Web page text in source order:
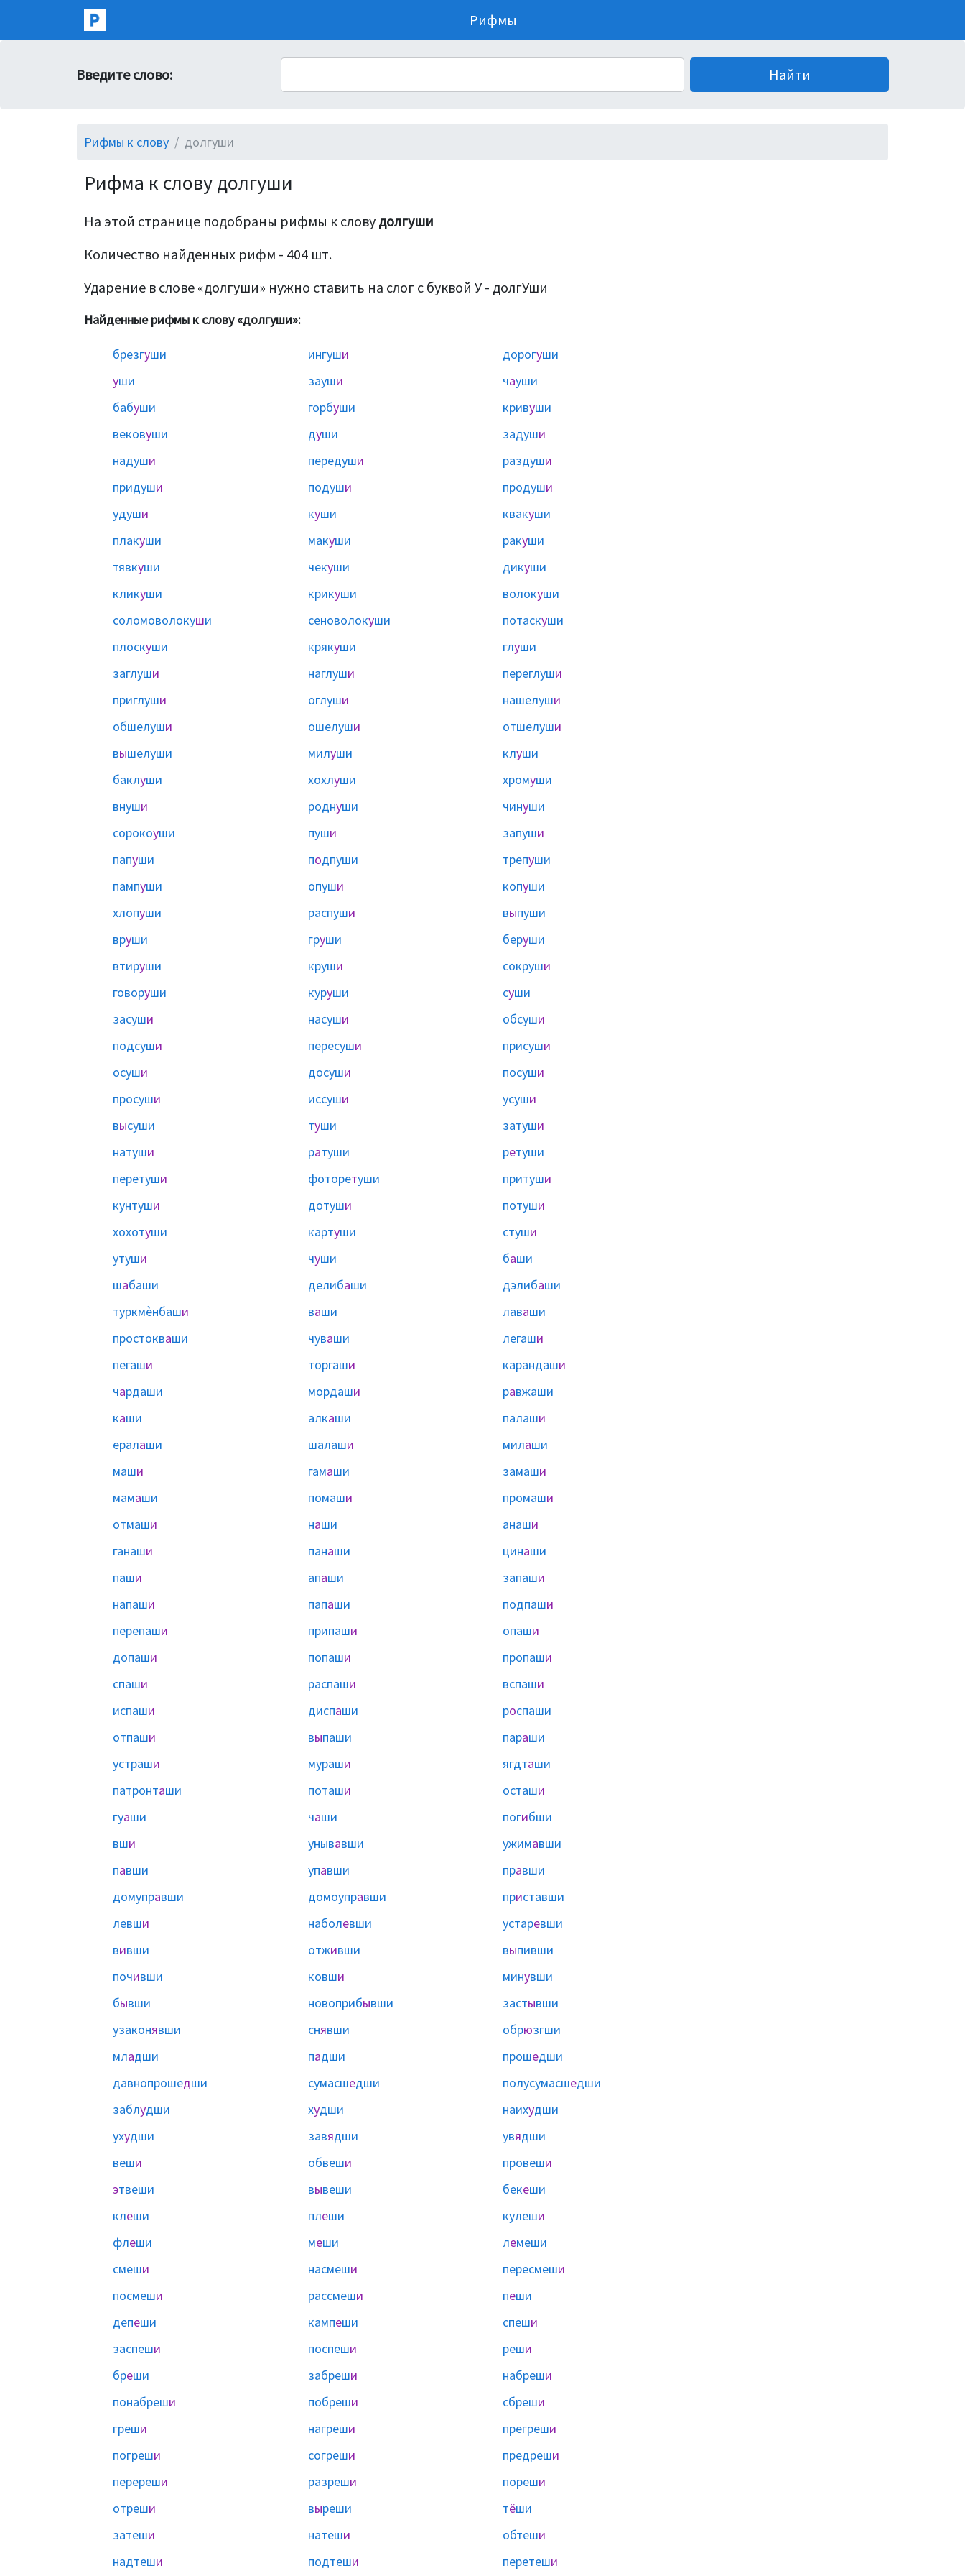
Рифмы
Введите слово:
Рифмы к слову долгуши
Рифма к слову долгуши
На этой странице подобраны рифмы к слову долгуши
Количество найденных рифм - 404 шт.
Ударение в слове «долгуши» нужно ставить на слог с буквой У - долгУши
Найденные рифмы к слову «долгуши»:
брезгуши ингуши дорогуши
уши зауши чауши
бабуши горбуши кривуши
вековуши души задуши
надуши передуши раздуши
придуши подуши продуши
удуши куши квакуши
плакуши макуши ракуши
тявкуши чекуши дикуши
кликуши крикуши волокуши
соломоволокуши сеноволокуши потаскуши
плоскуши крякуши глуши
заглуши наглуши переглуши
приглуши оглуши нашелуши
обшелуши ошелуши отшелуши
вышелуши милуши клуши
баклуши хохлуши хромуши
внуши роднуши чинуши
сорокоуши пуши запуши
папуши подпуши трепуши
пампуши опуши копуши
хлопуши распуши выпуши
вруши груши беруши
втируши круши сокруши
говоруши куруши суши
засуши насуши обсуши
подсуши пересуши присуши
осуши досуши посуши
просуши иссуши усуши
высуши туши затуши
натуши ратуши ретуши
перетуши фоторетуши притуши
кунтуши дотуши потуши
хохотуши картуши стуши
утуши чуши баши
шабаши делибаши дэлибаши
туркмѐнбаши ваши лаваши
простокваши чуваши легаши
пегаши торгаши карандаши
чардаши мордаши равжаши
каши алкаши палаши
ералаши шалаши милаши
маши гамаши замаши
мамаши помаши промаши
отмаши наши анаши
ганаши панаши цинаши
паши апаши запаши
напаши папаши подпаши
перепаши припаши опаши
допаши попаши пропаши
спаши распаши вспаши
испаши диспаши роспаши
отпаши выпаши параши
устраши мураши ягдташи
патронташи поташи осташи
гуаши чаши погибши
вши унывавши ужимавши
павши упавши правши
домуправши домоуправши приставши
левши наболевши устаревши
вивши отживши выпивши
почивши ковши минувши
бывши новоприбывши застывши
узаконявши снявши обрюзгши
младши падши прошедши
давнопрошедши сумасшедши полусумасшедши
заблудши худши наихудши
ухудши завядши увядши
веши обвеши провеши
этвеши вывеши бекеши
клёши плеши кулеши
флеши меши лемеши
смеши насмеши пересмеши
посмеши рассмеши пеши
депеши кампеши спеши
заспеши поспеши реши
бреши забреши набреши
понабреши побреши сбреши
греши нагреши прегреши
погреши согреши предреши
перереши разреши пореши
отреши выреши тёши
затеши натеши обтеши
надтеши подтеши перетеши